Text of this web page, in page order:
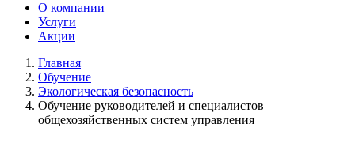
О компании
Услуги
Акции
Главная
Обучение
Экологическая безопасность
Обучение руководителей и специалистов
общехозяйственных систем управления